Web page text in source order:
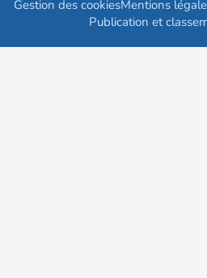
Gestion des cookiesMentions
Publication et